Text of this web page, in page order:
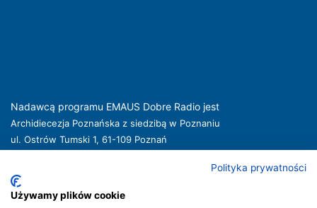
Nadawcą programu EMAUS Dobre Radio jest
Archidiecezja Poznańska z siedzibą w Poznaniu
ul. Ostrów Tumski 1, 61-109 Poznań
Nadawca oferuje usługi medialne obejmujące rozpowszechnianie programu
radiowego pod nazwą EMAUS Dobre Radio oraz prowadzenie portalu
Polityka prywatności
Używamy plików cookie